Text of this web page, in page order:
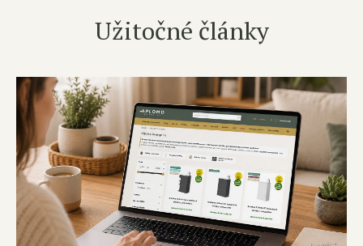
Užitočné články